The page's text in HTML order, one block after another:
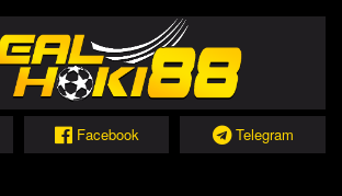
Facebook Telegram